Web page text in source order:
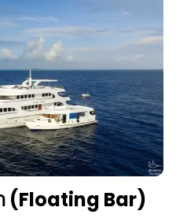
(Floating Bar)